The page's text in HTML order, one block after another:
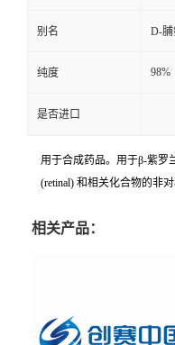
别名 D-
纯度 98%
是否进口
用于合成药品。用于β-紫罗
(retinal) 和相关化合物的非对
相关产品：